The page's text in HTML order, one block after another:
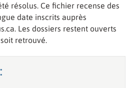
résolus. Ce fichier recense des
date inscrits auprès
Les dossiers restent ouverts
soit retrouvé.